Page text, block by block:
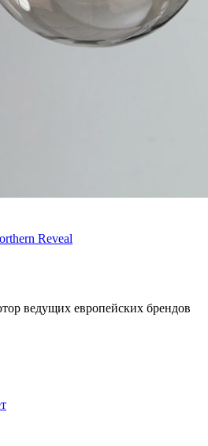
Reveal
ведущих европейских брендов